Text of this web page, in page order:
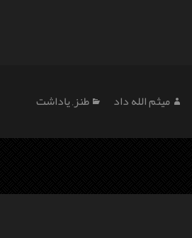
نویسنده
میثم الله داد دسته‌ها
طنز,یاداشت